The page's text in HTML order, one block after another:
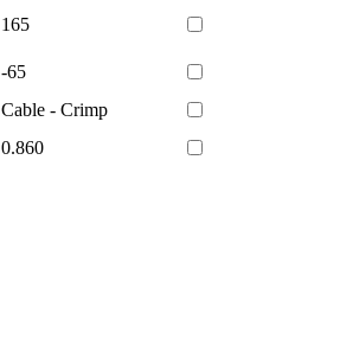
165
-65
Cable - Crimp
0.860